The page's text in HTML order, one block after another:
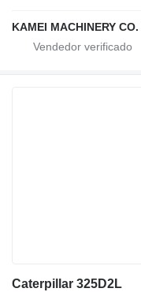
KAMEI MACHINERY
Caterpillar 325D2L